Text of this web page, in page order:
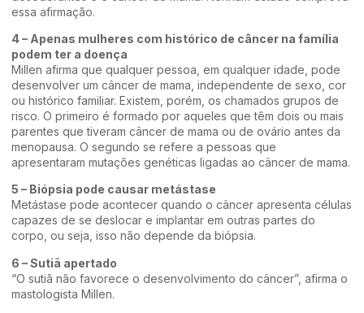
essa afirmação.
4 – Apenas mulheres com histórico de câncer na família
podem ter a doença
Millen afirma que qualquer pessoa, em qualquer idade, pode
desenvolver um câncer de mama, independente de sexo, cor
ou histórico familiar. Existem, porém, os chamados grupos de
risco. O primeiro é formado por aqueles que têm dois ou mais
parentes que tiveram câncer de mama ou de ovário antes da
menopausa. O segundo se refere a pessoas que
apresentaram mutações genéticas ligadas ao câncer de mama.
5 – Biópsia pode causar metástase
Metástase pode acontecer quando o câncer apresenta células
capazes de se deslocar e implantar em outras partes do
corpo, ou seja, isso não depende da biópsia.
6 – Sutiã apertado
“O sutiã não favorece o desenvolvimento do câncer”, afirma o
mastologista Millen.